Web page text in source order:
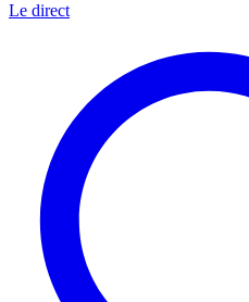
Le direct